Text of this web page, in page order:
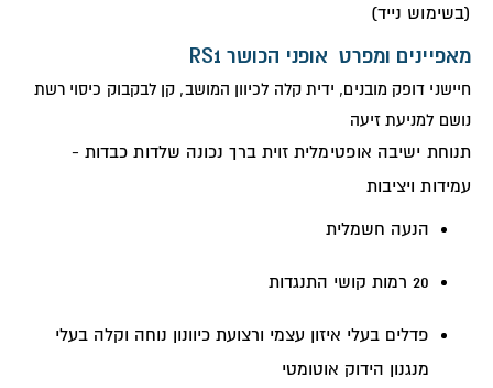
(בשימוש נייד)
מאפיינים ומפרט אופני הכושר RS1
חיישני דופק מובנים, ידית קלה לכיוון המושב, קן לבקבוק כיסוי רשת
נושם למניעת זיעה
תנוחת ישיבה אופטימלית זוית ברך נכונה שלדות כבדות -
עמידות ויציבות
הנעה חשמלית
20 רמות קושי התנגדות
פדלים בעלי איזון עצמי ורצועת כיוונון נוחה וקלה בעלי
מנגנון הידוק אוטומטי